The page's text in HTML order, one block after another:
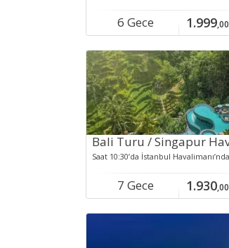
6 Gece
konaklamalı
1.999,00
7 Gece
Konaklamalı
1.930,00